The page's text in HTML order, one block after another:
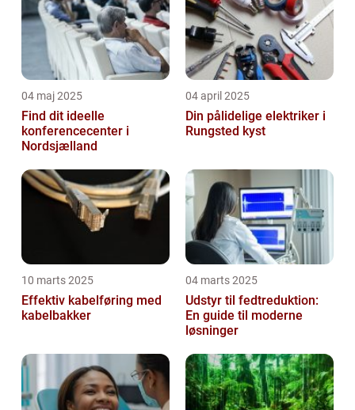
04 maj 2025
Find dit ideelle
konferencecenter i
Nordsjælland
04 april 2025
Din pålidelige elektriker i
Rungsted kyst
10 marts 2025
Effektiv kabelføring med
kabelbakker
04 marts 2025
Udstyr til fedtreduktion:
En guide til moderne
løsninger